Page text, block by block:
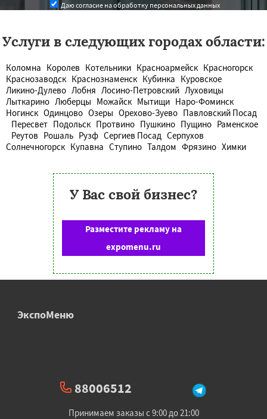
Даю согласие на обработку персональных данных
Услуги в следующих городах области:
Коломна Королев Котельники Красноармейск Красногорск
Краснозаводск Краснознаменск Кубинка Куровское
Ликино-Дулево Лобня Лосино-Петровский Луховицы
Лыткарино Люберцы Можайск Мытищи Наро-Фоминск
Ногинск Одинцово Озеры Орехово-Зуево Павловский Посад
Пересвет Подольск Протвино Пушкино Пущино Раменское
Реутов Рошаль Рузф Сергиев Посад Серпухов
Солнечногорск Купавна Ступино Талдом Фрязино Химки
У Вас свой бизнес?
Разместите рекламу на
expomenu.ru
ЭкспоМеню
88006512
Принимаем заказы с 9:00 до 21:00